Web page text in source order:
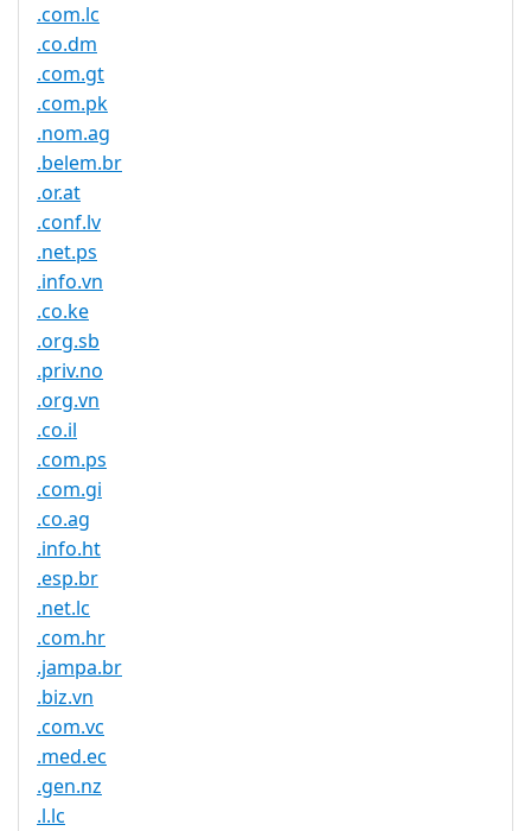
.com.lc
.co.dm
.com.gt
.com.pk
.nom.ag
.belem.br
.or.at
.conf.lv
.net.ps
.info.vn
.co.ke
.org.sb
.priv.no
.org.vn
.co.il
.com.ps
.com.gi
.co.ag
.info.ht
.esp.br
.net.lc
.com.hr
.jampa.br
.biz.vn
.com.vc
.med.ec
.gen.nz
.l.lc